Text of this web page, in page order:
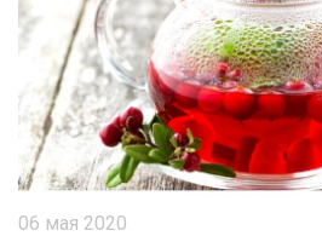
06 мая 2020